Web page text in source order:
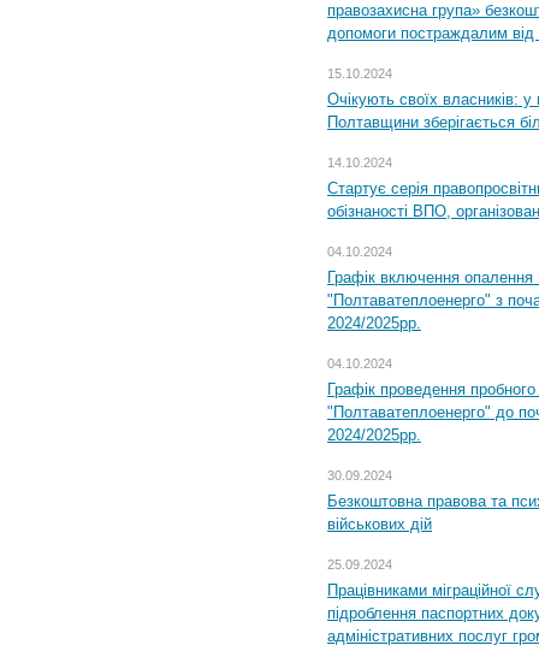
правозахисна група»
допомоги постраждалим від
15.10.2024
Очікують своїх власників: у
Полтавщини зберігається
14.10.2024
Стартує серія
обізнаності ВПО,
04.10.2024
Графік включення
"Полтаватеплоенерго" з
2024/2025рр.
04.10.2024
Графік проведення
"Полтаватеплоенерго" до
2024/2025рр.
30.09.2024
Безкоштовна правова та
військових дій
25.09.2024
Працівниками міграційної
підроблення паспортних
адміністративних послуг